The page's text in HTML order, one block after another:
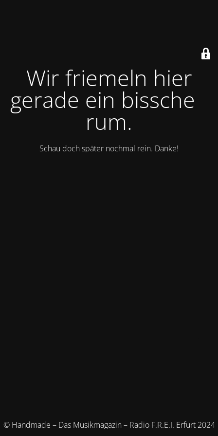
Wir friemeln hier
gerade ein bisschen
rum.
Schau doch später nochmal rein. Danke!
© Handmade – Das Musikmagazin – Radio F.R.E.I. Erfurt 2024